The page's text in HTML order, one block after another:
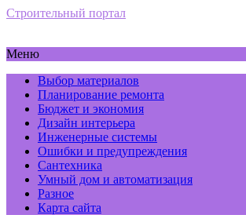
Строительный портал
Меню
Выбор материалов
Планирование ремонта
Бюджет и экономия
Дизайн интерьера
Инженерные системы
Ошибки и предупреждения
Сантехника
Умный дом и автоматизация
Разное
Карта сайта